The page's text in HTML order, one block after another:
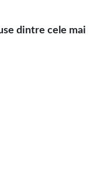
dintre cele mai